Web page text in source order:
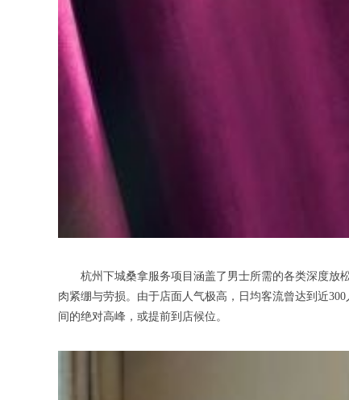
杭州下城桑拿服务项目涵盖了男士所需的各类深度放松
肉紧绷与劳损。由于店面人气极高，日均客流曾达到近
间的绝对高峰，或提前到店候位。